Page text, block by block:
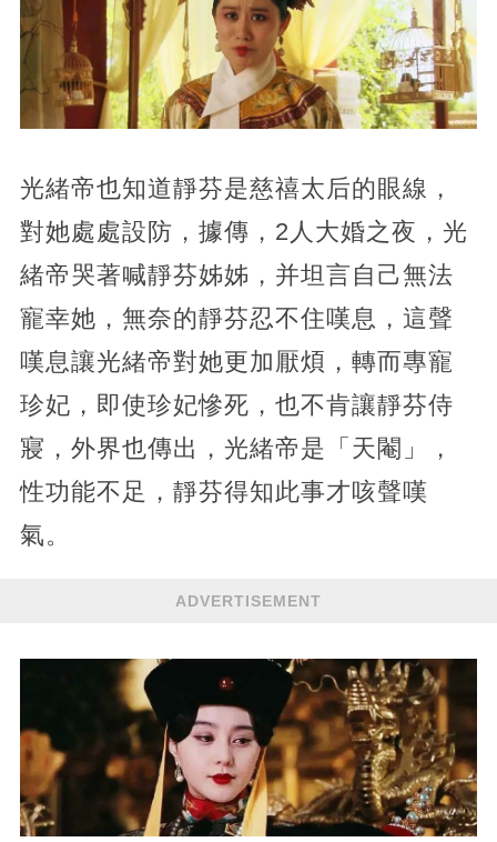
光緒帝也知道靜芬是慈禧太后的眼線，
對她處處設防，據傳，2人大婚之夜，光
緒帝哭著喊靜芬姊姊，并坦言自己無法
寵幸她，無奈的靜芬忍不住嘆息，這聲
嘆息讓光緒帝對她更加厭煩，轉而專寵
珍妃，即使珍妃慘死，也不肯讓靜芬侍
寢，外界也傳出，光緒帝是「天閹」，
性功能不足，靜芬得知此事才咳聲嘆
氣。
ADVERTISEMENT